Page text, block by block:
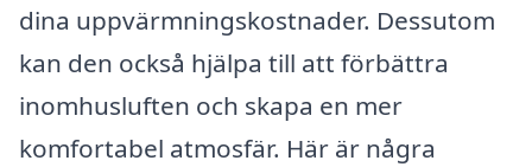
dina uppvärmningskostnader. Dessutom
kan den också hjälpa till att förbättra
inomhusluften och skapa en mer
komfortabel atmosfär. Här är några